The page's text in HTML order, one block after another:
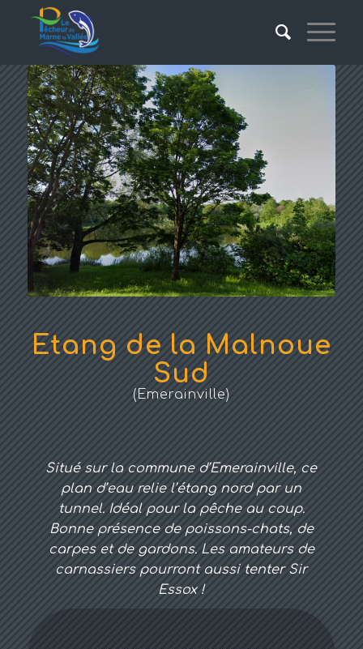
Etang de la Malnoue
Sud
(Emerainville)
Situé sur la commune d’Emerainville, ce
plan d’eau relie l’étang nord par un
tunnel. Idéal pour la pêche au coup.
Bonne présence de poissons-chats, de
carpes et de gardons. Les amateurs de
carnassiers pourront aussi tenter Sir
Essox !